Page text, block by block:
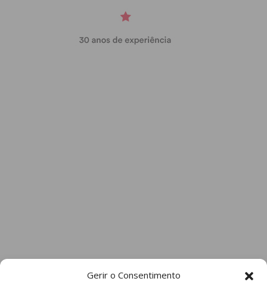
Gerir o Consentimento